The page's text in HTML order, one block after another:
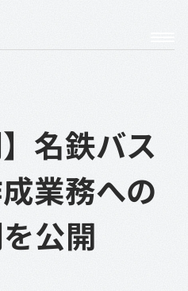
】名鉄バス
業務への
公開